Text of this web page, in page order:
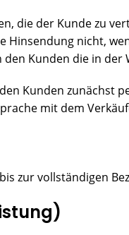
die der Kunde zu
Hinsendung nicht,
Kunden die in
Kunden zunächst
mit dem
zur vollständigen